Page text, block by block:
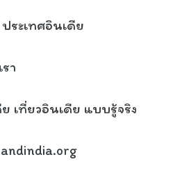
ระเทศอินเดีย
า
เที่ยวอินเดีย แบบรู้จริง